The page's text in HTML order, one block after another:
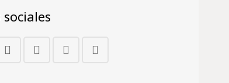
sociales